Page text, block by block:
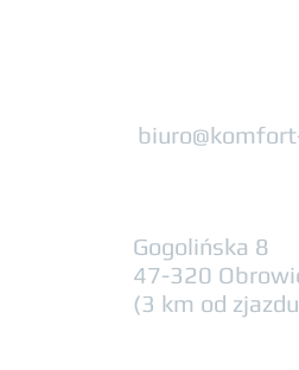
Gogolińska 8
47-320
(3 km od